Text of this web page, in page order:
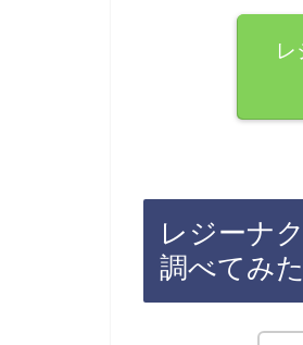
レジーナ
調べてみた